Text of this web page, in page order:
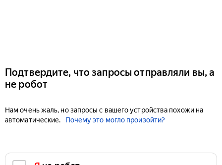
Подтвердите, что запросы отправляли вы, а
не робот
Нам очень жаль, но запросы с вашего устройства похожи на
автоматические.
Почему это могло произойти?